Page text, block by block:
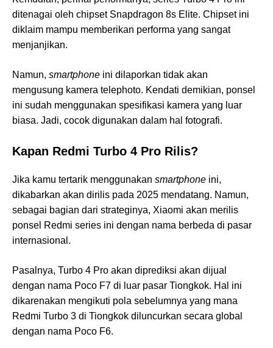
ditenagai oleh chipset Snapdragon 8s Elite. Chipset ini
diklaim mampu memberikan performa yang sangat
menjanjikan.
Namun, smartphone ini dilaporkan tidak akan
mengusung kamera telephoto. Kendati demikian, ponsel
ini sudah menggunakan spesifikasi kamera yang luar
biasa. Jadi, cocok digunakan dalam hal fotografi.
Kapan Redmi Turbo 4 Pro Rilis?
Jika kamu tertarik menggunakan smartphone ini,
dikabarkan akan dirilis pada 2025 mendatang. Namun,
sebagai bagian dari strateginya, Xiaomi akan merilis
ponsel Redmi series ini dengan nama berbeda di pasar
internasional.
Pasalnya, Turbo 4 Pro akan diprediksi akan dijual
dengan nama Poco F7 di luar pasar Tiongkok. Hal ini
dikarenakan mengikuti pola sebelumnya yang mana
Redmi Turbo 3 di Tiongkok diluncurkan secara global
dengan nama Poco F6.